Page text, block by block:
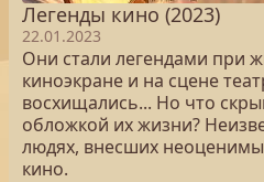
Легенды кино (2023)
22.01.2023
Они стали легендами при
киноэкране и на сцене
восхищались... Но что
обложкой их жизни?
людях, внесших
кино.